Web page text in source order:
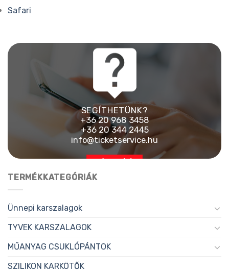
Safari
SEGÍTHETÜNK?
+36 20 968 3458
+36 20 344 2445
info@ticketservice.hu
TERMÉKKATEGÓRIÁK
Ünnepi karszalagok
TYVEK KARSZALAGOK
MŰANYAG CSUKLÓPÁNTOK
SZILIKON KARKÖTŐK